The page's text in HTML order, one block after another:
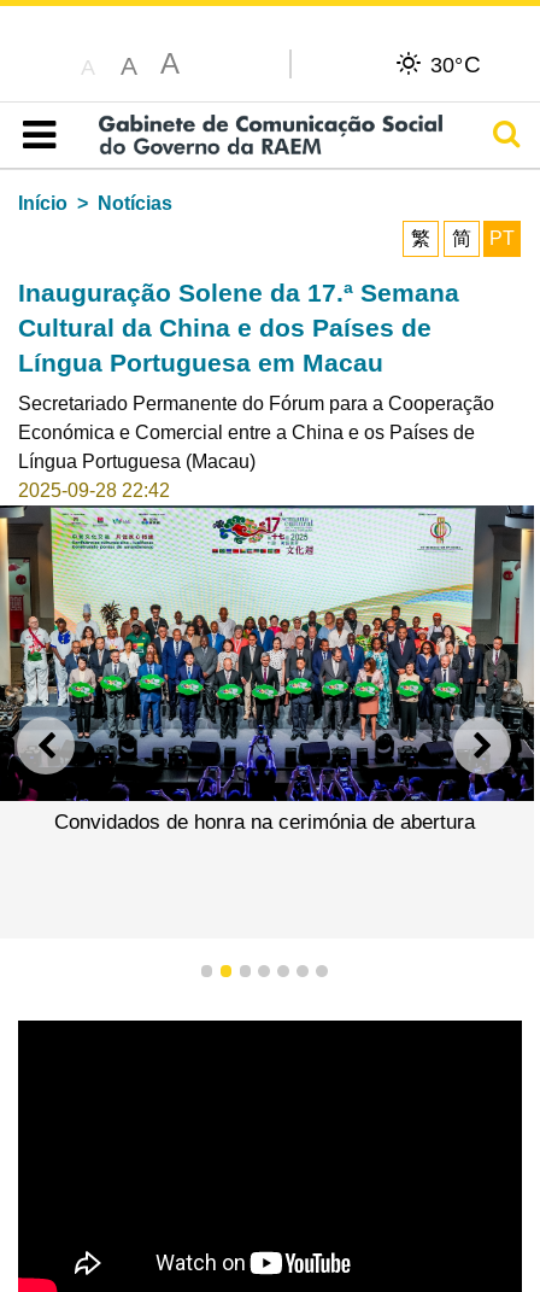
A A A 30°C
Índice
Início
Notícias
繁
简 PT
Inauguração Solene da 17.ª Semana
Cultural da China e dos Países de
Língua Portuguesa em Macau
Secretariado Permanente do Fórum para a Cooperação
Económica e Comercial entre a China e os Países de
Língua Portuguesa (Macau)
2025-09-28 22:42
ANTERIOR
Convidados de honra na cerimónia de abertura
1 2 3 4 5 6 7